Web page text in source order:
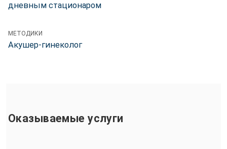
дневным стационаром
МЕТОДИКИ
Акушер-гинеколог
Оказываемые услуги